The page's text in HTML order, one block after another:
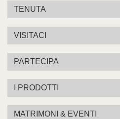
TENUTA
VISITACI
PARTECIPA
I PRODOTTI
MATRIMONI & EVENTI